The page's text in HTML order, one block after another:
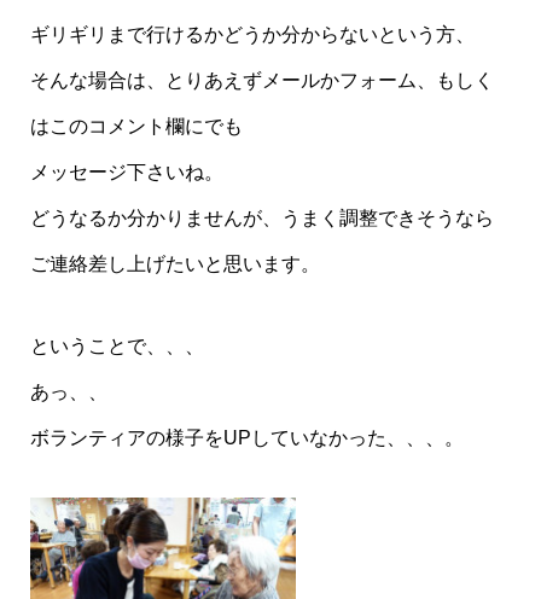
ギリギリまで行けるかどうか分からないという方、
そんな場合は、とりあえずメールかフォーム、もしく
はこのコメント欄にでも
メッセージ下さいね。
どうなるか分かりませんが、うまく調整できそうなら
ご連絡差し上げたいと思います。
ということで、、、
あっ、、
ボランティアの様子をUPしていなかった、、、。